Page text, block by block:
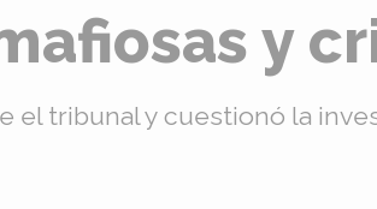
y
el tribunal y cuestionó la